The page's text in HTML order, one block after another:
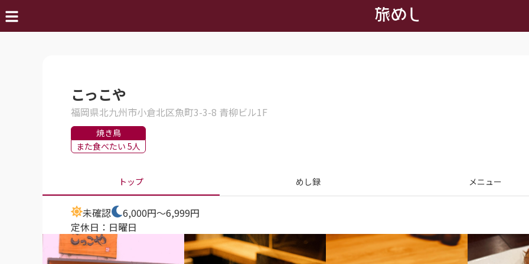
こっこや
福岡県北九州市小倉北区魚町3-3-8 青柳ビル1F
焼き鳥
また食べたい 5人
トップ めし録 メニュー
未確認
6,000円～6,999円
定休日： 日曜日